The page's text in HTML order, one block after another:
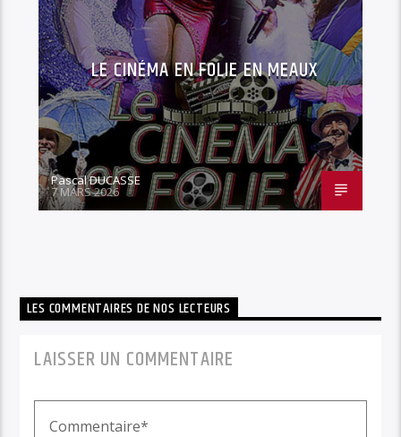
LE CINÉMA EN FOLIE EN MEAUX
Pascal DUCASSE
7 MARS 2026
LES COMMENTAIRES DE NOS LECTEURS
LAISSER UN COMMENTAIRE